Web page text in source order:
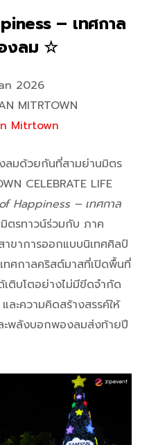
– เทศกาล
งลม ☆
2026
MITRTOWN
Mitrtown
ลมด้วยกันที่สามย่านมิตร
CELEBRATE LIFE
Happiness – เทศกาล
ตรทาวน์ร่วมกับ ภาค
ขาการออกแบบนิเทศศิลป์
ทศกาลคริสต์มาสที่เปิดพื้นที่
เติบโตอย่างไม่มีขีดจำกัด
ะความคิดสร้างสรรค์ให้
พลังบอกพองลมส่งท้ายปี